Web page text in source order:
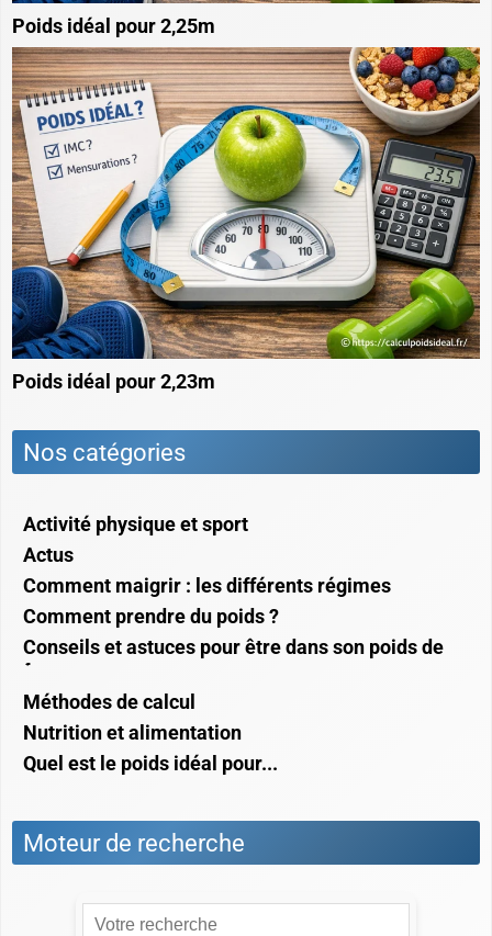
Poids idéal pour 2,25m
Poids idéal pour 2,23m
Nos catégories
Activité physique et sport
Actus
Comment maigrir : les différents régimes
Comment prendre du poids ?
Conseils et astuces pour être dans son poids de
forme
Méthodes de calcul
Nutrition et alimentation
Quel est le poids idéal pour...
Moteur de recherche